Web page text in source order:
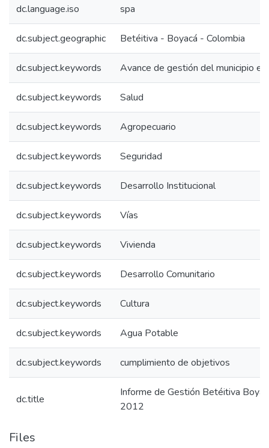
dc.language.iso spa
dc.subject.geographic Betéitiva - Boyacá - Colombia
dc.subject.keywords Avance de gestión del municipio
dc.subject.keywords Salud
dc.subject.keywords Agropecuario
dc.subject.keywords Seguridad
dc.subject.keywords Desarrollo Institucional
dc.subject.keywords Vías
dc.subject.keywords Vivienda
dc.subject.keywords Desarrollo Comunitario
dc.subject.keywords Cultura
dc.subject.keywords Agua Potable
dc.subject.keywords cumplimiento de objetivos
dc.title
Informe de Gestión Betéitiva
2012
Files